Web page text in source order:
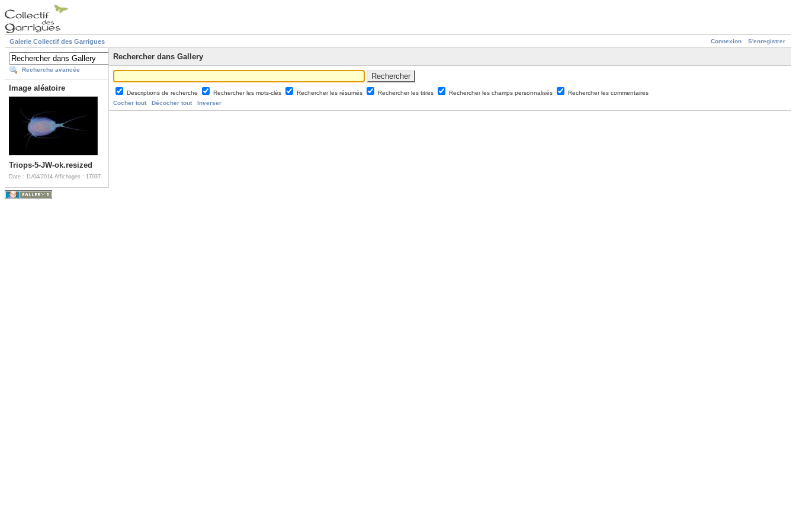
Connexion S'enregistrer
Galerie Collectif des Garrigues
Recherche avancée
Image aléatoire
Triops-5-JW-ok.resized
Date : 11/04/2014 Affichages : 17037
Rechercher dans Gallery
Descriptions de recherche Rechercher les mots-clés Rechercher les résumés Rechercher les titres Rechercher les champs personnalisés
Rechercher les commentaires
Cocher tout
Décocher tout Inverser